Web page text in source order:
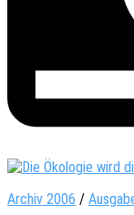
Archiv 2006 /